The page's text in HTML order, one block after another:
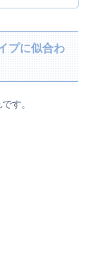
プに似合わ
す。